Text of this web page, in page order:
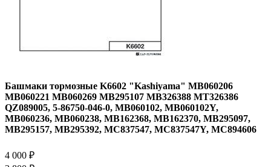
Башмаки тормозные K6602 "Kashiyama" MB060206
MB060221 MB060269 MB295107 MB326388 MT326386
QZ089005, 5-86750-046-0, MB060102, MB060102Y,
MB060236, MB060238, MB162368, MB162370, MB295097,
MB295157, MB295392, MC837547, MC837547Y, MC894606
4 000 ₽